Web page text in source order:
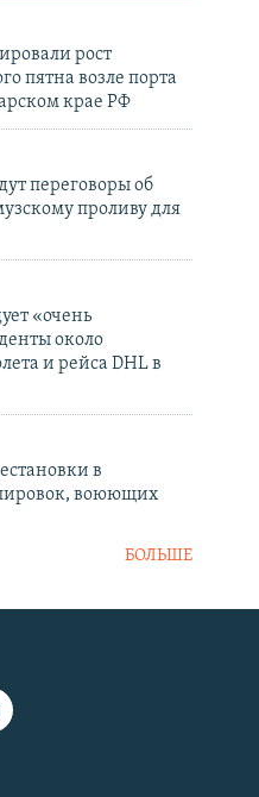
рост
пятна возле порта
крае РФ
переговоры об
проливу для
«очень
около
и рейса DHL в
в
воюющих
БОЛЬШЕ